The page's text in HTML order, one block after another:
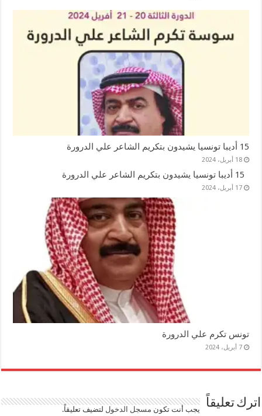
15 أديبا تونسيا يشيدون بتكريم الشاعر علي الدرورة
18 أبريل، 2024
17 أبريل، 2024
تونس تكرم علي الدرورة
7 أبريل، 2024
اترك تعليقاً يجب أنت تكون مسجل الدخوللتضيف تعليقاً.